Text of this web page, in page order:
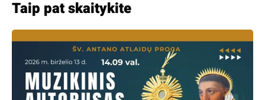
Taip pat skaitykite